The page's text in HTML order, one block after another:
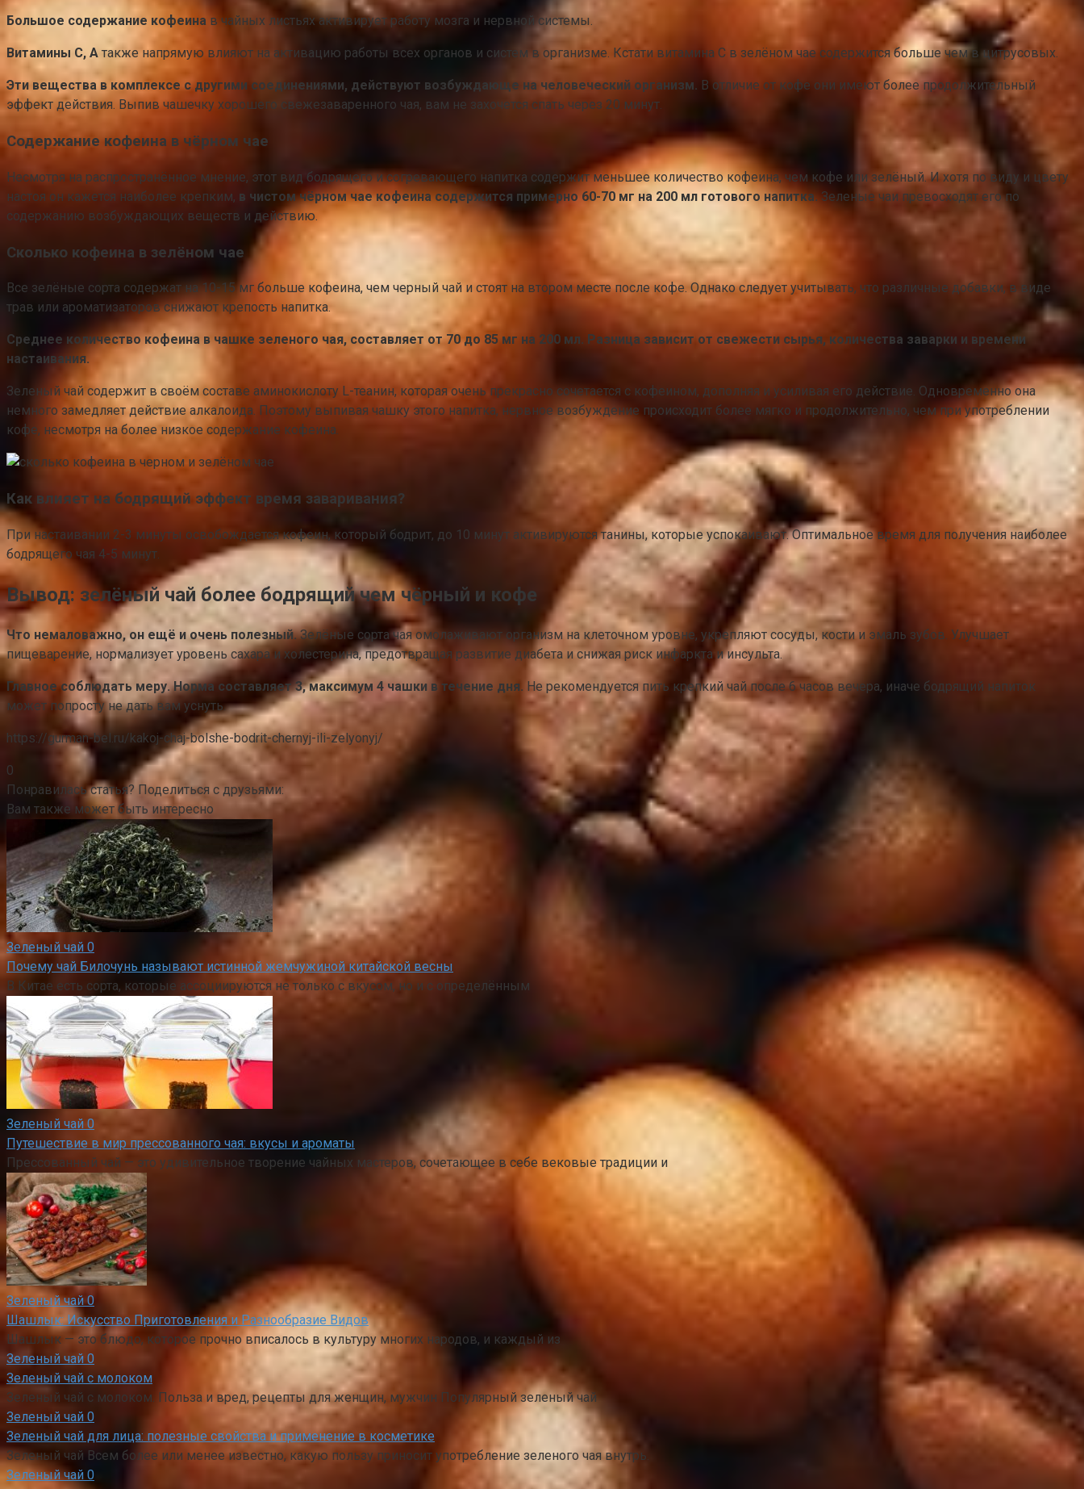
Большое содержание кофеина в чайных листьях активирует работу мозга и нервной системы.
Витамины С, А также напрямую влияют на активацию работы всех органов и систем в организме. Кстати витамина С в зелёном чае содержится больше чем в цитрусовых.
Эти вещества в комплексе с другими соединениями, действуют возбуждающе на человеческий организм. В отличие от кофе они имеют более продолжительный
эффект действия. Выпив чашечку хорошего свежезаваренного чая, вам не захочется спать через 20 минут.
Содержание кофеина в чёрном чае
Несмотря на распространённое мнение, этот вид бодрящего и согревающего напитка содержит меньшее количество кофеина, чем кофе или зелёный. И хотя по виду и цвету
настоя он кажется наиболее крепким, в чистом чёрном чае кофеина содержится примерно 60-70 мг на 200 мл готового напитка.Зеленые чаи превосходят его по
содержанию возбуждающих веществ и действию.
Сколько кофеина в зелёном чае
Все зелёные сорта содержат на 10-15 мг больше кофеина, чем черный чай и стоят на втором месте после кофе. Однако следует учитывать, что различные добавки, в виде
трав или ароматизаторов снижают крепость напитка.
Среднее количество кофеина в чашке зеленого чая, составляет от 70 до 85 мг на 200 мл. Разница зависит от свежести сырья, количества заварки и времени
настаивания.
Зеленый чай содержит в своём составе аминокислоту L-теанин, которая очень прекрасно сочетается с кофеином, дополняя и усиливая его действие. Одновременно она
немного замедляет действие алкалоида. Поэтому выпивая чашку этого напитка, нервное возбуждение происходит более мягко и продолжительно, чем при употреблении
кофе, несмотря на более низкое содержание кофеина.
Как влияет на бодрящий эффект время заваривания?
При настаивании 2-3 минуты освобождается кофеин, который бодрит, до 10 минут активируются танины, которые успокаивают. Оптимальное время для получения наиболее
бодрящего чая 4-5 минут.
Вывод: зелёный чай более бодрящий чем чёрный и кофе
Что немаловажно, он ещё и очень полезный.Зелёные сорта чая омолаживают организм на клеточном уровне, укрепляют сосуды, кости и эмаль зубов. Улучшает
пищеварение, нормализует уровень сахара и холестерина, предотвращая развитие диабета и снижая риск инфаркта и инсульта.
Главное соблюдать меру. Норма составляет 3, максимум 4 чашки в течение дня. Не рекомендуется пить крепкий чай после 6 часов вечера, иначе бодрящий напиток
может попросту не дать вам уснуть.
https://gurman-bel.ru/kakoj-chaj-bolshe-bodrit-chernyj-ili-zelyonyj/
0
Понравилась статья? Поделиться с друзьями:
Вам также может быть интересно
Зеленый чай 0
Почему чай Билочунь называют истинной жемчужиной китайской весны
В Китае есть сорта, которые ассоциируются не только с вкусом, но и с определённым
Зеленый чай 0
Путешествие в мир прессованного чая: вкусы и ароматы
Прессованный чай — это удивительное творение чайных мастеров, сочетающее в себе вековые традиции и
Зеленый чай 0
Шашлык: Искусство Приготовления и Разнообразие Видов
Шашлык — это блюдо, которое прочно вписалось в культуру многих народов, и каждый из
Зеленый чай 0
Зеленый чай с молоком
Зеленый чай с молоком. Польза и вред, рецепты для женщин, мужчин Популярный зеленый чай
Зеленый чай 0
Зеленый чай для лица: полезные свойства и применение в косметике
Зеленый чай Всем более или менее известно, какую пользу приносит употребление зеленого чая внутрь.
Зеленый чай 0